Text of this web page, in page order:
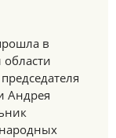
в
области
Андрея